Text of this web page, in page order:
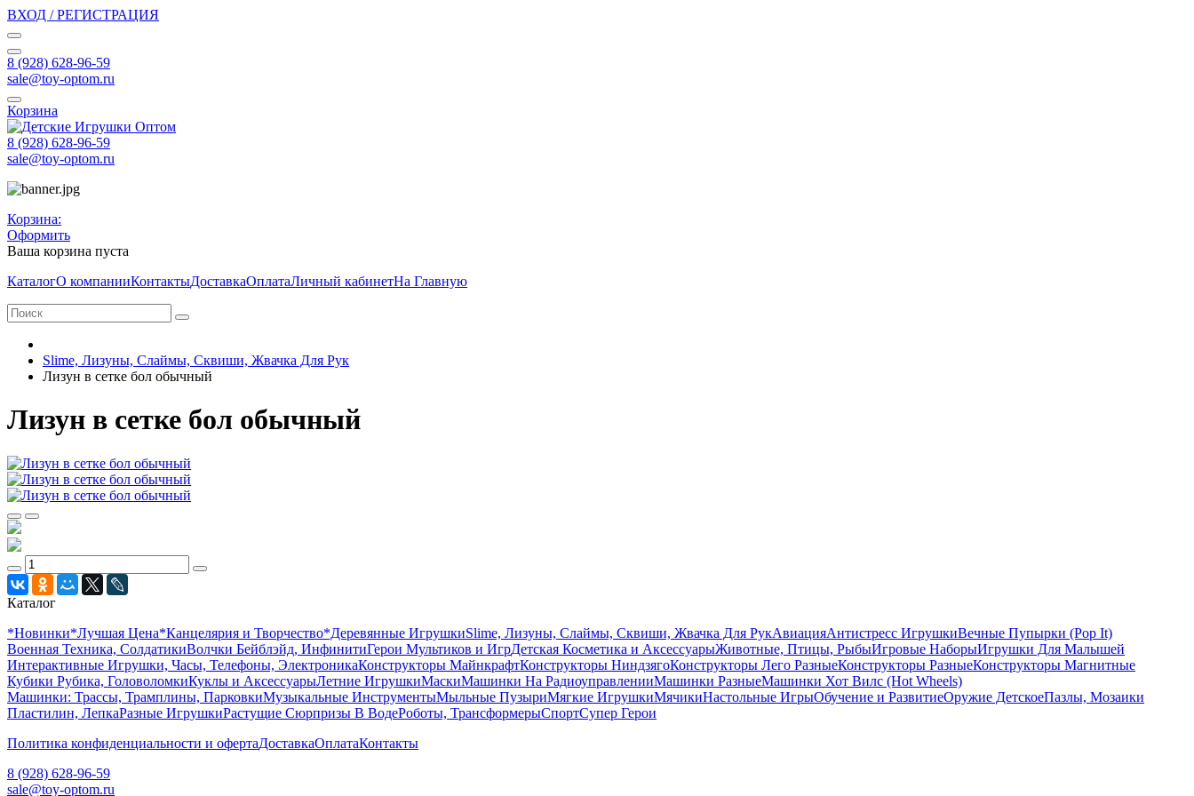
ВХОД / РЕГИСТРАЦИЯ
8 (928) 628-96-59
sale@toy-optom.ru
Корзина
8 (928) 628-96-59
sale@toy-optom.ru
Корзина:
Оформить
Ваша корзина пуста
КаталогО компанииКонтактыДоставкаОплатаЛичный кабинетНа Главную
Slime, Лизуны, Слаймы, Сквиши, Жвачка Для Рук
Лизун в сетке бол обычный
Лизун в сетке бол обычный
Каталог
*Новинки*Лучшая Цена*Канцелярия и Творчество*Деревянные ИгрушкиSlime, Лизуны, Слаймы, Сквиши, Жвачка Для РукАвиацияАнтистресс ИгрушкиВечные Пупырки (Pop It)
Военная Техника, СолдатикиВолчки Бейблэйд, ИнфинитиГерои Мультиков и ИгрДетcкая Косметика и АксессуарыЖивотные, Птицы, РыбыИгровые НаборыИгрушки Для Малышей
Интерактивные Игрушки, Часы, Телефоны, ЭлектроникаКонструкторы МайнкрафтКонструкторы НиндзягоКонструкторы Лего РазныеКонструкторы РазныеКонструкторы Магнитные
Кубики Рубика, ГоловоломкиКуклы и АксессуарыЛетние ИгрушкиМаскиМашинки На РадиоуправленииМашинки РазныеМашинки Хот Вилс (Hot Wheels)
Машинки: Трассы, Трамплины, ПарковкиМузыкальные ИнструментыМыльные ПузыриМягкие ИгрушкиМячикиНастольные ИгрыОбучение и РазвитиеОружие ДетскоеПазлы, Мозаики
Пластилин, ЛепкаРазные ИгрушкиРастущие Сюрпризы В ВодеРоботы, ТрансформерыСпортСупер Герои
Политика конфиденциальности и офертаДоставкаОплатаКонтакты
8 (928) 628-96-59
sale@toy-optom.ru